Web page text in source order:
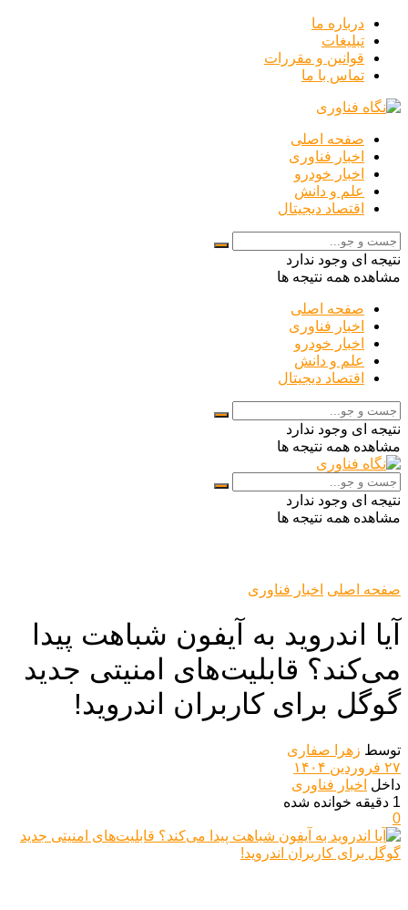
درباره ما
تبلیغات
قوانین و مقررات
تماس با ما
صفحه اصلی
اخبار فناوری
اخبار خودرو
علم و دانش
اقتصاد دیجیتال
نتیجه ای وجود ندارد
مشاهده همه نتیجه ها
صفحه اصلی
اخبار فناوری
اخبار خودرو
علم و دانش
اقتصاد دیجیتال
نتیجه ای وجود ندارد
مشاهده همه نتیجه ها
نتیجه ای وجود ندارد
مشاهده همه نتیجه ها
صفحه اصلی اخبار فناوری
آیا اندروید به آیفون شباهت پیدا
می‌کند؟ قابلیت‌های امنیتی جدید
گوگل برای کاربران اندروید!
توسط زهرا صفاری
۲۷ فروردین ۱۴۰۴
داخل اخبار فناوری
1 دقیقه خوانده شده
0